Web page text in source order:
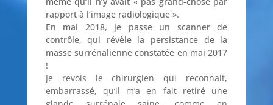
rapport à l’image radiologique ».
En mai 2018, je passe un scanner de
contrôle, qui révèle la persistance de la
masse surrénalienne constatée en mai 2017
!
Je revois le chirurgien qui reconnait,
embarrassé, qu’il m’a en fait retiré une